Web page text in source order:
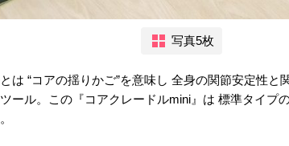
写真5枚
は “コアの揺りかご”を意味し 全身の関節安定性と
ール。この『コアクレードルmini』は 標準タイプ